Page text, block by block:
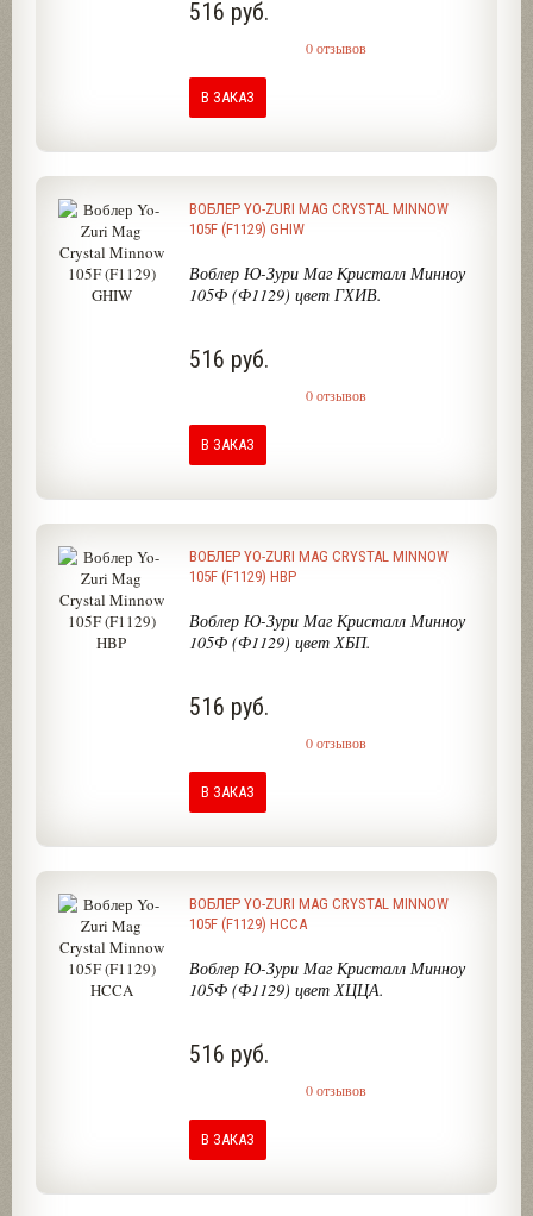
516 руб.
0 отзывов
В ЗАКАЗ
ВОБЛЕР YO-ZURI MAG CRYSTAL MINNOW
105F (F1129) GHIW
Воблер Ю-Зури Маг Кристалл Минноу
105Ф (Ф1129) цвет ГХИВ.
516 руб.
0 отзывов
В ЗАКАЗ
ВОБЛЕР YO-ZURI MAG CRYSTAL MINNOW
105F (F1129) HBP
Воблер Ю-Зури Маг Кристалл Минноу
105Ф (Ф1129) цвет ХБП.
516 руб.
0 отзывов
В ЗАКАЗ
ВОБЛЕР YO-ZURI MAG CRYSTAL MINNOW
105F (F1129) HCCA
Воблер Ю-Зури Маг Кристалл Минноу
105Ф (Ф1129) цвет ХЦЦА.
516 руб.
0 отзывов
В ЗАКАЗ